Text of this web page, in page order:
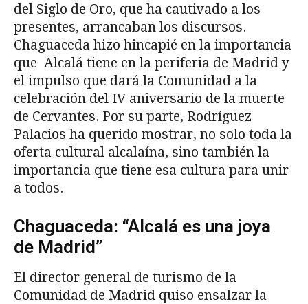
del Siglo de Oro, que ha cautivado a los
presentes, arrancaban los discursos.
Chaguaceda hizo hincapié en la importancia
que Alcalá tiene en la periferia de Madrid y
el impulso que dará la Comunidad a la
celebración del IV aniversario de la muerte
de Cervantes. Por su parte, Rodríguez
Palacios ha querido mostrar, no solo toda la
oferta cultural alcalaína, sino también la
importancia que tiene esa cultura para unir
a todos.
Chaguaceda: “Alcalá es una joya
de Madrid”
El director general de turismo de la
Comunidad de Madrid quiso ensalzar la